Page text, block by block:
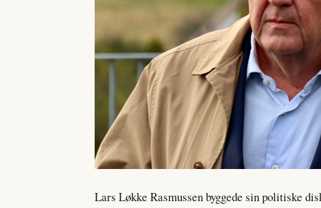
Lars Løkke Rasmussen byggede sin politiske